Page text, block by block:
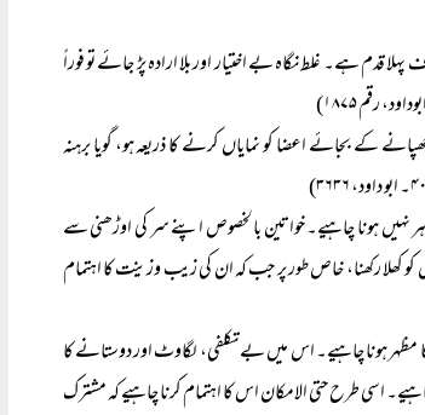
قدم ہے۔ غلط نگاہ بے اختیار اور بلا ارادہ پڑ جائے تو فوراً
کے بجائے اعضا کو نمایاں کرنے کا ذریعہ ہو، گویا برہنہ
ہونا چاہیے۔ خواتین بالخصوص اپنے سر کی اوڑھنی سے
طرح سر کے بالوں کو کھلا رکھنا، خاص طور پر جب کہ ان کی زیب وزینت کا اہتمام
مظہر ہونا چاہیے۔ اس میں بے تکلفی، لگاوٹ اور دوستانے کا
اسی طرح حتی الامکان اس کا اہتمام کرنا چاہیے کہ مشترک